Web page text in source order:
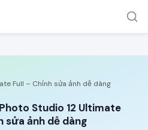
Full – Chỉnh sửa ảnh dễ dàng
Studio 12 Ultimate
sửa ảnh dễ dàng